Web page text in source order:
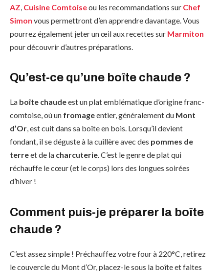
AZ, Cuisine Comtoiseou les recommandations sur Chef
Simon vous permettront d’en apprendre davantage. Vous
pourrez également jeter un œil aux recettes sur Marmiton
pour découvrir d’autres préparations.
Qu’est-ce qu’une boîte chaude ?
La boîte chaudeest un plat emblématique d’origine franc-
comtoise, où un fromageentier, généralement du Mont
d’Or, est cuit dans sa boîte en bois. Lorsqu’il devient
fondant, il se déguste à la cuillère avec des pommes de
terreet de la charcuterie. C’est le genre de plat qui
réchauffe le cœur (et le corps) lors des longues soirées
d’hiver !
Comment puis-je préparer la boîte
chaude ?
C’est assez simple ! Préchauffez votre four à 220°C, retirez
le couvercle du Mont d’Or, placez-le sous la boîte et faites